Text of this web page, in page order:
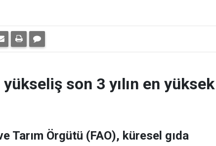
son 3 yılın en yüksek
Tarım Örgütü (FAO), küresel gıda